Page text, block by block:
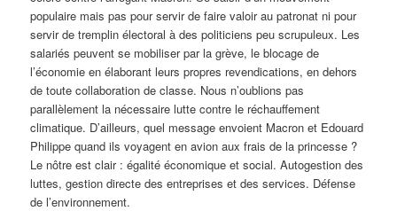
populaire mais pas pour servir de faire valoir au patronat ni pour
servir de tremplin électoral à des politiciens peu scrupuleux. Les
salariés peuvent se mobiliser par la grève, le blocage de
l’économie en élaborant leurs propres revendications, en dehors
de toute collaboration de classe. Nous n’oublions pas
parallèlement la nécessaire lutte contre le réchauffement
climatique. D’ailleurs, quel message envoient Macron et Edouard
Philippe quand ils voyagent en avion aux frais de la princesse ?
Le nôtre est clair : égalité économique et social. Autogestion des
luttes, gestion directe des entreprises et des services. Défense
de l’environnement.